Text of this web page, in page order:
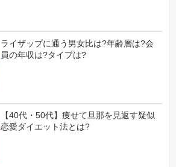
ライザップに通う男女比は?年齢層は?会
員の年収は?タイプは?
【40代・50代】痩せて旦那を見返す疑似
恋愛ダイエット法とは?